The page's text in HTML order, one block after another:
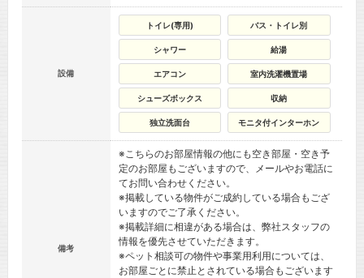
設備
トイレ(専用) バス・トイレ別
シャワー 給湯
エアコン 室内洗濯機置場
シューズボックス 収納
独立洗面台 モニタ付インターホン
備考
※こちらのお部屋情報の他にも空き部屋・空き予
定のお部屋もございますので、メールやお電話に
てお問い合わせください。
※掲載している物件がご成約している場合もござ
いますのでご了承ください。
※掲載詳細に相違がある場合は、弊社スタッフの
情報を優先させていただきます。
※ペット相談可の物件や事業用利用については、
お部屋ごとに禁止とされている場合もございます